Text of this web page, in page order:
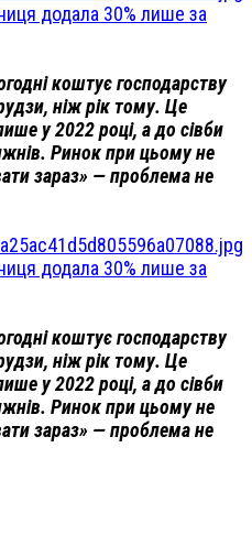
додала 30% лише за
коштує господарству
ніж рік тому. Це
у 2022 році, а до сівби
Ринок при цьому не
зараз» — проблема не
додала 30% лише за
коштує господарству
ніж рік тому. Це
у 2022 році, а до сівби
Ринок при цьому не
зараз» — проблема не